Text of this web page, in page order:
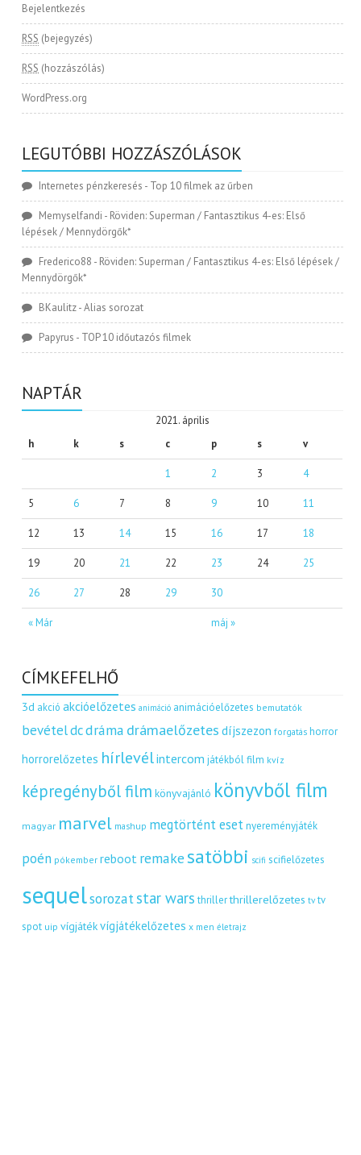
Bejelentkezés
RSS (bejegyzés)
RSS (hozzászólás)
WordPress.org
LEGUTÓBBI HOZZÁSZÓLÁSOK
Internetes pénzkeresés - Top 10 filmek az űrben
Memyselfandi - Röviden: Superman / Fantasztikus 4-es: Első
lépések / Mennydörgők*
Frederico88 - Röviden: Superman / Fantasztikus 4-es: Első lépések /
Mennydörgők*
BKaulitz-Alias sorozat
Papyrus - TOP 10 időutazós filmek
NAPTÁR
2021. április
h
k s c p s v
« Már máj »
1 2 3 4
5 6 7 8 9 10 11
12 13 14 15 16 17 18
19 20 21 22 23 24 25
26 27 28 29 30
CÍMKEFELHŐ
3d akció akcióelőzetes animáció animációelőzetes bemutatók
bevételdcdráma drámaelőzetes díjszezon forgatás horror
horrorelőzetes hírlevélintercom játékból film kvíz
képregényből film könyvajánló könyvből film
magyar marvel mashup megtörtént eset nyereményjáték
poén pókember reboot remakesatöbbi scifi scifielőzetes
sequelsorozatstar wars thriller thrillerelőzetes tv tv
spot uip vígjátékvígjátékelőzetes x men életrajz